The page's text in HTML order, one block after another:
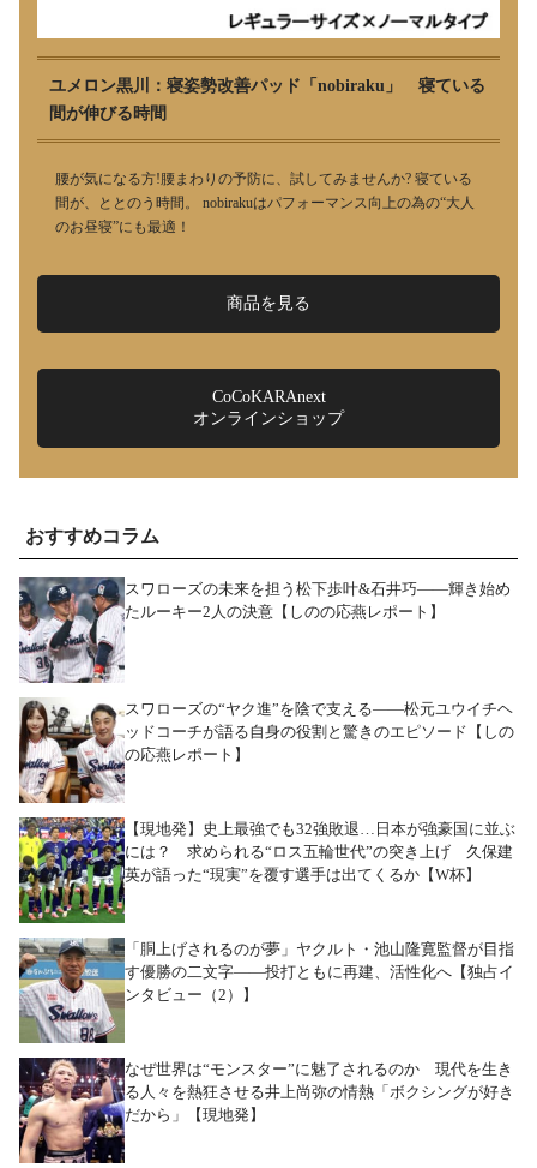
ユメロン黒川：寝姿勢改善パッド「nobiraku」 寝ている
間が伸びる時間
腰が気になる方!腰まわりの予防に、試してみませんか? 寝ている
間が、ととのう時間。 nobirakuはパフォーマンス向上の為の“大人
のお昼寝”にも最適！
商品を見る
CoCoKARAnext
オンラインショップ
おすすめコラム
スワローズの未来を担う松下歩叶&石井巧――輝き始め
たルーキー2人の決意【しのの応燕レポート】
スワローズの“ヤク進”を陰で支える――松元ユウイチヘ
ッドコーチが語る自身の役割と驚きのエピソード【しの
の応燕レポート】
【現地発】史上最強でも32強敗退…日本が強豪国に並ぶ
には？ 求められる“ロス五輪世代”の突き上げ 久保建
英が語った“現実”を覆す選手は出てくるか【W杯】
「胴上げされるのが夢」ヤクルト・池山隆寛監督が目指
す優勝の二文字――投打ともに再建、活性化へ【独占イ
ンタビュー（2）】
なぜ世界は“モンスター”に魅了されるのか 現代を生き
る人々を熱狂させる井上尚弥の情熱「ボクシングが好き
だから」【現地発】